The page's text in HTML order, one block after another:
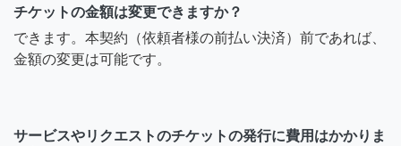
チケットの金額は変更できますか？
できます。本契約（依頼者様の前払い決済）前であれば、
金額の変更は可能です。
サービスやリクエストのチケットの発行に費用はかかりま